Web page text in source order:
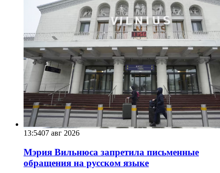
13:5407 авг 2026
Мэрия Вильнюса запретила письменные
обращения на русском языке